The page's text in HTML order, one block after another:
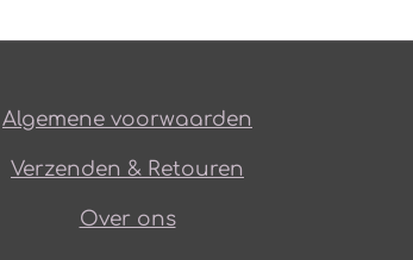
Algemene voorwaarden
Verzenden & Retouren
Over ons